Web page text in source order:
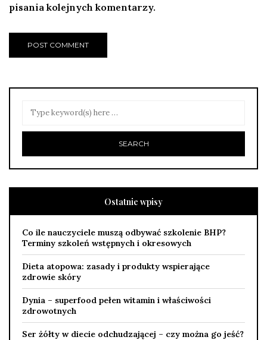
pisania kolejnych komentarzy.
Ostatnie wpisy
Co ile nauczyciele muszą odbywać szkolenie BHP?
Terminy szkoleń wstępnych i okresowych
Dieta atopowa: zasady i produkty wspierające
zdrowie skóry
Dynia – superfood pełen witamin i właściwości
zdrowotnych
Ser żółty w diecie odchudzającej – czy można go jeść?